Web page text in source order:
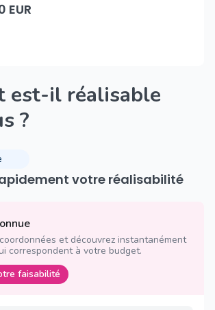
EUR
?
votre réalisabilité
et découvrez instantanément
correspondent à votre budget.
faisabilité